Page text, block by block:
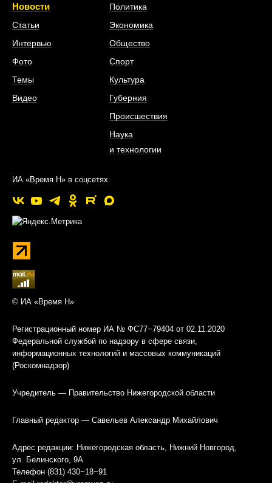
Новости
Статьи
Интервью
Фото
Темы
Видео
Политика
Экономика
Общество
Спорт
Культура
Губерния
Происшествия
Наука
и технологии
ИА «Время Н» в соцсетях
© ИА «Время Н»
Регистрационный номер ИА № ФС77−79404 от 02.11.2020
Федеральной службой по надзору в сфере связи,
информационных технологий и массовых коммуникаций
(Роскомнадзор)
Учредитель — Правительство Нижегородской области
Главный редактор — Савельев Александр Михайлович
Адрес редакции: Нижегородская область, Нижний Новгород,
ул. Белинского, 9А
Телефон (831) 430−18−91